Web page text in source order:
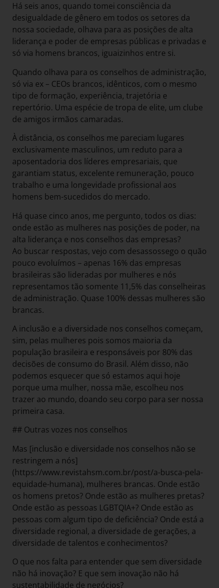
Há seis anos, quando tomei consciência da
desigualdade de gênero em todos os setores da
nossa sociedade, olhava para as posições de alta
liderança e poder de empresas públicas e privadas e
só via homens brancos, iguaizinhos entre si.
Quando olhava para os conselhos de administração,
só via ex – CEOs brancos, idênticos, com o mesmo
tipo de formação, experiência, trajetória e
repertório. Uma espécie de tropa de elite, um clube
de amigos irmãos camaradas.
À distância, os conselhos me pareciam lugares
exclusivamente masculinos, um reduto para a
aposentadoria dos líderes empresariais, que
garantiam status, excelente remuneração, pouco
trabalho e uma longevidade profissional aos
homens bem-sucedidos do mercado.
Há quase cinco anos, me pergunto, todos os dias:
onde estão as mulheres nas posições de poder, na
alta liderança e nos conselhos das empresas?
Ao buscar respostas, vejo com desassossego o quão
pouco evoluímos – apenas 16% das empresas
brasileiras são lideradas por mulheres e nós
representamos tão somente 11,5% das conselheiras
de administração. Quase 100% dessas mulheres são
brancas.
A inclusão e a diversidade nos conselhos começam,
sim, pelas mulheres pois somos maioria da
população brasileira e responsáveis por 80% das
decisões de consumo do Brasil. Além disso, não
podemos esquecer que só estamos aqui hoje
porque uma mulher, nossa mãe, escolheu nos
trazer ao mundo, doando seu corpo para ser nossa
primeira casa.
## Outras vozes nos conselhos
Mas [inclusão e diversidade nos conselhos não se
restringem a nós]
(https://www.revistahsm.com.br/post/a-busca-pela-
equidade-humana), mulheres brancas. Onde estão
os homens pretos? Onde estão as mulheres pretas?
Onde estão as pessoas LGBTQIA+? Onde estão as
pessoas com algum tipo de deficiência? Onde está a
diversidade regional, a diversidade de gerações, a
diversidade de talentos e conhecimentos?
O que nos falta para entender que sem diversidade
não há inovação? E que sem inovação não há
sustentabilidade de negócios?